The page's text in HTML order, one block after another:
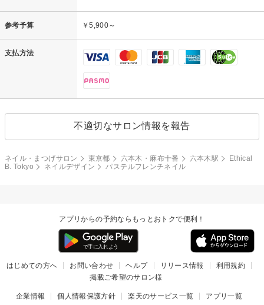
参考予算 ￥5,900～
支払方法
不適切なサロン情報を報告
ネイル・まつげサロン 東京都 六本木・麻布十番 六本木駅
Ethical
B. Tokyo
ネイルデザイン パステルフレンチネイル
アプリからの予約ならもっとおトクで便利！
はじめての方へ お問い合わせ ヘルプ リリース情報
利用規約
掲載ご希望のサロン様
企業情報 個人情報保護方針 楽天のサービス一覧 アプリ一覧